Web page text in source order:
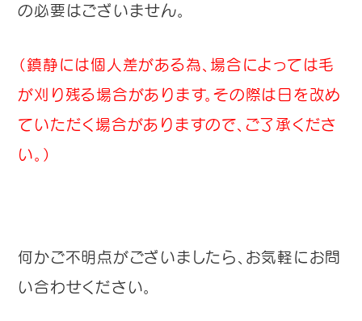
の必要はございません。
（鎮静には個人差がある為、場合によっては毛
が刈り残る場合があります。その際は日を改め
ていただく場合がありますので、ご了承くださ
い。）
何かご不明点がございましたら、お気軽にお問
い合わせください。